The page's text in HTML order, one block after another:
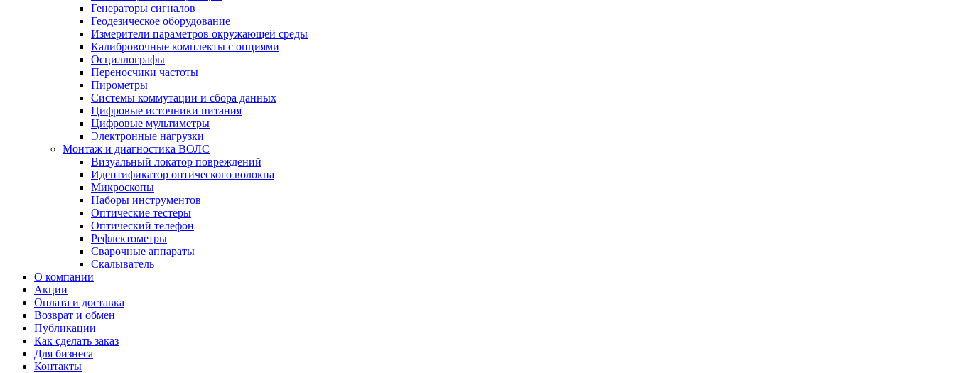
Генераторы сигналов
Геодезическое оборудование
Измерители параметров окружающей среды
Калибровочные комплекты с опциями
Осциллографы
Переносчики частоты
Пирометры
Системы коммутации и сбора данных
Цифровые источники питания
Цифровые мультиметры
Электронные нагрузки
Монтаж и диагностика ВОЛС
Визуальный локатор повреждений
Идентификатор оптического волокна
Микроскопы
Наборы инструментов
Оптические тестеры
Оптический телефон
Рефлектометры
Сварочные аппараты
Скалыватель
О компании
Акции
Оплата и доставка
Возврат и обмен
Публикации
Как сделать заказ
Для бизнеса
Контакты